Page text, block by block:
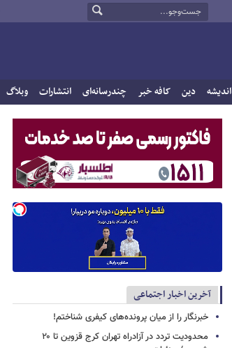
اندیشه دین کافه خبر چندرسانه‌ای انتشارات وبلاگ
آخرین اخبار اجتماعی
خبرنگار را از میان پرونده‌های کیفری شناختم!
محدودیت تردد در آزادراه تهران کرج قزوین تا ۲۰